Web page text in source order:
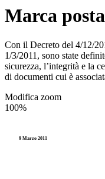
Marca
Con il Decreto del 4/12/
1/3/2011, sono state
sicurezza, l’integrità e la
di documenti cui è
Modifica zoom
100%
9 Marzo 2011